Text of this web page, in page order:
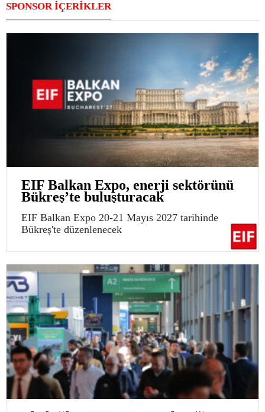
SPONSOR İÇERİKLER
EIF Balkan Expo, enerji sektörünü
Bükreş’te buluşturacak
EIF Balkan Expo 20-21 Mayıs 2027 tarihinde
Bükreş'te düzenlenecek